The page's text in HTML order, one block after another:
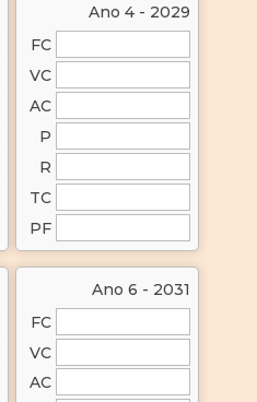
Ano 4 - 2029
FC
VC
AC
P
R
TC
PF
Ano 6 - 2031
FC
VC
AC